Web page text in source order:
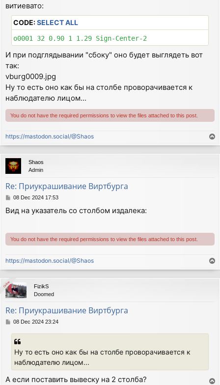
витиевато:
CODE:SELECT ALL
И при подглядывании "сбоку" оно будет выглядеть вот
так:
vburg0009.jpg
Ну то есть оно как бы на столбе проворачивается к
наблюдателю лицом...
You do not have the required permissions to view the files attached to this post.
https://mastodon.social/@Shaos
o
p
Shaos
Admin
Re: Приукрашивание Виртбурга
P
s
08 Dec 2024 17:53
Вид на указатель со столбом издалека:
You do not have the required permissions to view the files attached to this post.
https://mastodon.social/@Shaos
o
p
FizikS
Doomed
Re: Приукрашивание Виртбурга
P08 Dec 2024 23:24
Ну то есть оно как бы на столбе проворачивается к
наблюдателю лицом...
А если поставить вывеску на 2 столба?
Online
Online